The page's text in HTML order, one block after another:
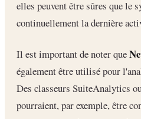
elles peuvent être sûres que le
continuellement la dernière
Il est important de noter que
également être utilisé pour
Des classeurs SuiteAnalytics
pourraient, par exemple, être